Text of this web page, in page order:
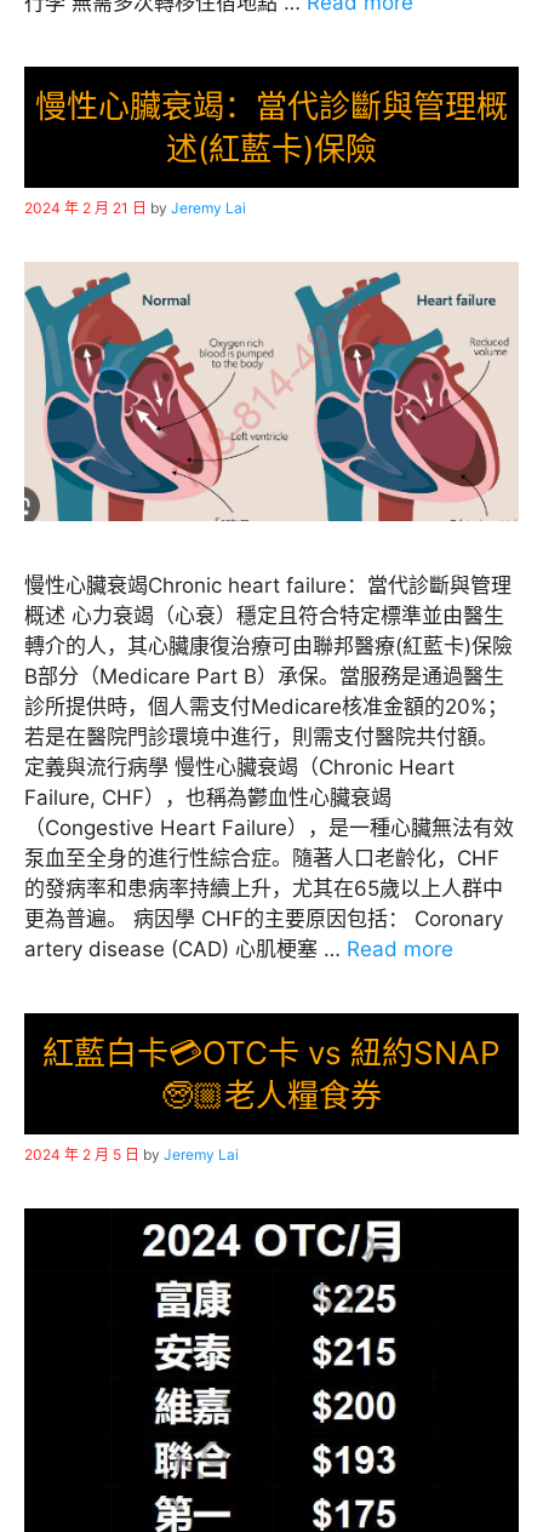
慢性心臟衰竭：當代診斷與管理概
述(紅藍卡)保險
2024 年 2 月 21 日 by Jeremy Lai
慢性心臟衰竭Chronic heart failure：當代診斷與管理
概述 心力衰竭（心衰）穩定且符合特定標準並由醫生
轉介的人，其心臟康復治療可由聯邦醫療(紅藍卡)保險
B部分（Medicare Part B）承保。當服務是通過醫生
診所提供時，個人需支付Medicare核准金額的20%；
若是在醫院門診環境中進行，則需支付醫院共付額。
定義與流行病學 慢性心臟衰竭（Chronic Heart
Failure, CHF），也稱為鬱血性心臟衰竭
（Congestive Heart Failure），是一種心臟無法有效
泵血至全身的進行性綜合症。隨著人口老齡化，CHF
的發病率和患病率持續上升，尤其在65歲以上人群中
更為普遍。 病因學 CHF的主要原因包括： Coronary
artery disease (CAD) 心肌梗塞 … Read more
紅藍白卡💳OTC卡 vs 紐約SNAP
🧓🏼老人糧食券
2024 年 2 月 5 日 by Jeremy Lai